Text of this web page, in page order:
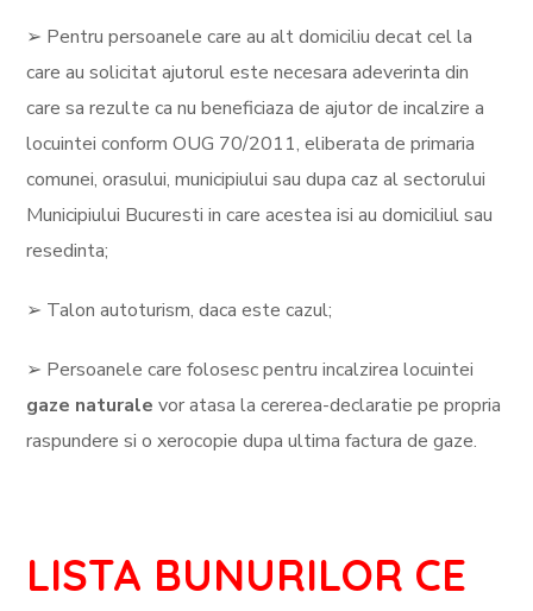
➢ Pentru persoanele care au alt domiciliu decat cel la
care au solicitat ajutorul este necesara adeverinta din
care sa rezulte ca nu beneficiaza de ajutor de incalzire a
locuintei conform OUG 70/2011, eliberata de primaria
comunei, orasului, municipiului sau dupa caz al sectorului
Municipiului Bucuresti in care acestea isi au domiciliul sau
resedinta;
➢ Talon autoturism, daca este cazul;
➢ Persoanele care folosesc pentru incalzirea locuintei
gaze naturalevor atasa la cererea-declaratie pe propria
raspundere si o xerocopie dupa ultima factura de gaze.
LISTA BUNURILOR CE